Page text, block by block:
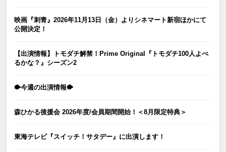
映画『刺青』2026年11月13日（金）よりシネマート新宿ほかにて
公開決定！
【出演情報】トモダチ解禁！Prime Original『トモダチ100人よべ
るかな？』シーズン2
🐡今週の出演情報🐡
森ひかる後援会 2026年度/会員期間開始！＜8月限定特典＞
東海テレビ『スイッチ！サタデー』に出演します！